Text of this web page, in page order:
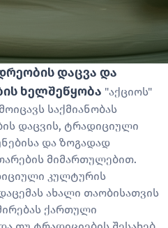
დაცვა და
ხელშეწყობა "აქციოს"
საქმიანობას
დაცვის, ტრადიციული
და ზოგადად
მიმართულებით.
კულტურის
ახალი თაობისათვის
ქართული